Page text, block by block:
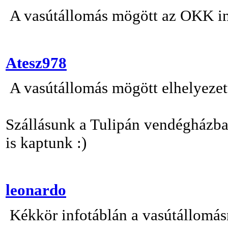
A vasútállomás mögött az OKK
Atesz978
A vasútállomás mögött
Szállásunk a Tulipán
is kaptunk :)
leonardo
Kékkör infotáblán a